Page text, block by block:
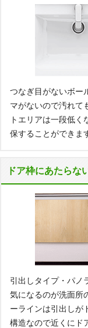
つなぎ目がないボー
マがないので汚れて
トエリアは一段低
保することができま
ドア枠にあたらな
引出しタイプ・パノ
気になるのが洗面所
ーラインは引出しが
構造なので近くにド